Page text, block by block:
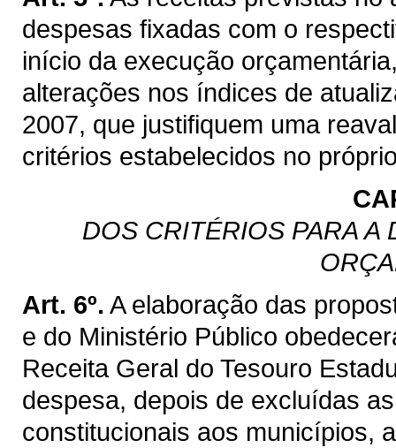
despesas fixadas com o
início da execução
alterações nos índices de
2007, que justifiquem uma
critérios estabelecidos no
DOS CRITÉRIOS PARA A
Art. 6º. A elaboração das
e do Ministério Público
Receita Geral do Tesouro
despesa, depois de excluídas
constitucionais aos municípios,